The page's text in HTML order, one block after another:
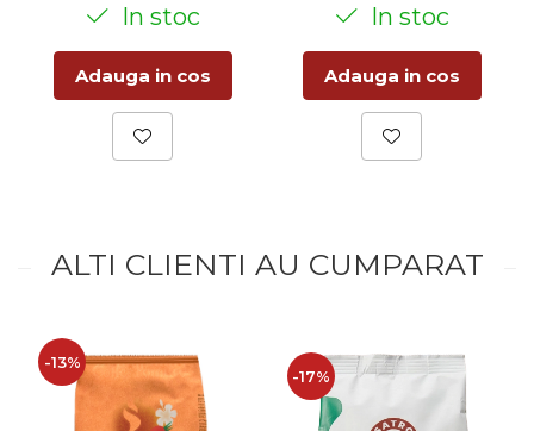
In stoc
Adauga in cos
In stoc
Adauga in cos
ALTI CLIENTI AU CUMPARAT
-13%
-17%